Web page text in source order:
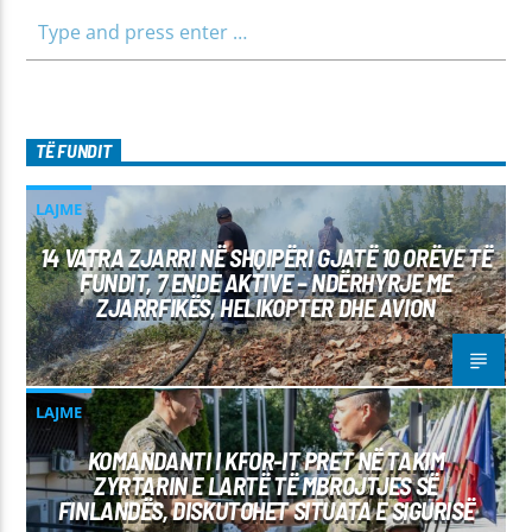
TË FUNDIT
LAJME
14 VATRA ZJARRI NË SHQIPËRI GJATË 10 ORËVE TË
FUNDIT, 7 ENDE AKTIVE – NDËRHYRJE ME
ZJARRFIKËS, HELIKOPTER DHE AVION
LAJME
KOMANDANTI I KFOR-IT PRET NË TAKIM
ZYRTARIN E LARTË TË MBROJTJES SË
FINLANDËS, DISKUTOHET SITUATA E SIGURISË